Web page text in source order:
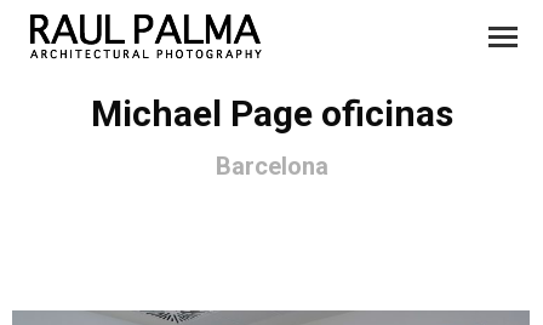
Michael Page oficinas
Barcelona